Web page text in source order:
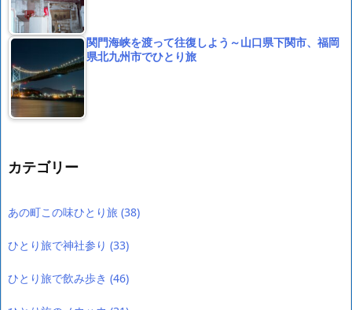
関門海峡を渡って往復しよう～山口県下関市、福岡
県北九州市でひとり旅
カテゴリー
あの町この味ひとり旅 (38)
ひとり旅で神社参り (33)
ひとり旅で飲み歩き (46)